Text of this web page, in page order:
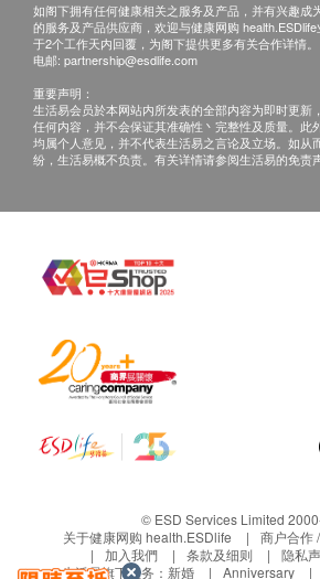
如阁下拥有任何健康相关之服务及产品，并有兴趣成
的服务及产品供应商，欢迎与健康网购
于2个工作天内回覆，为阁下提供更多有关合作详情。
电邮: partnership@esdlife.com
重要声明：
生活易会员於本网站内所发表的全部内容为即时更新
任何内容，并不会保证其准确性丶完整性及质量。此
均属个人意见，并不代表生活易之言论及立场。如从
纷，生活易概不负责。有关详情请参阅生活易的免责声
© ESD Services Limited
关于健康网购 health.ESDlife
商户合作
加入我們
条款及细则 隐私
生活易旗下业务： 新婚 Anniversary